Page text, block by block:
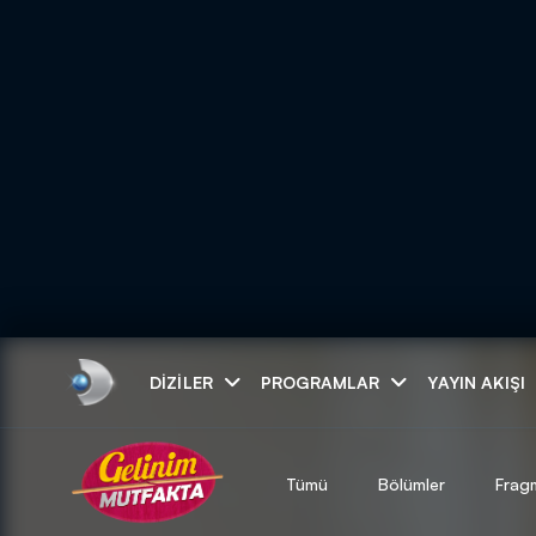
DIZILER PROGRAMLAR YAYIN AKIŞI
Tümü Bölümler